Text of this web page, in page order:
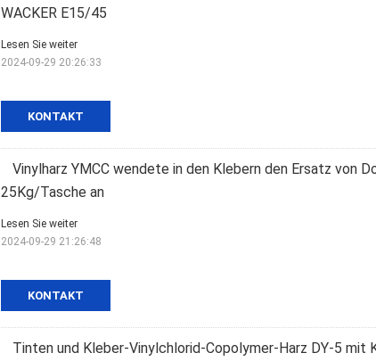
WACKER E15/45
KONTAKT
Lesen Sie weiter
2024-09-29 20:26:33
Vinylharz YMCC wendete in den Klebern den Ersatz von
25Kg/Tasche an
KONTAKT
Lesen Sie weiter
2024-09-29 21:26:48
Tinten und Kleber-Vinylchlorid-Copolymer-Harz DY-5 mit